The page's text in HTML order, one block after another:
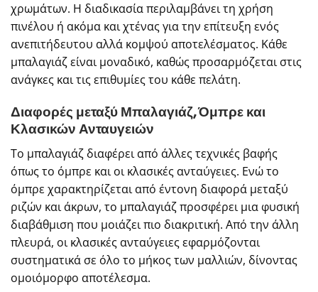
χρωμάτων. Η διαδικασία περιλαμβάνει τη χρήση
πινέλου ή ακόμα και χτένας για την επίτευξη ενός
ανεπιτήδευτου αλλά κομψού αποτελέσματος. Κάθε
μπαλαγιάζ είναι μοναδικό, καθώς προσαρμόζεται στις
ανάγκες και τις επιθυμίες του κάθε πελάτη.
Διαφορές μεταξύ Μπαλαγιάζ, Όμπρε και
Κλασικών Ανταυγειών
Το μπαλαγιάζ διαφέρει από άλλες τεχνικές βαφής
όπως το όμπρε και οι κλασικές ανταύγειες. Ενώ το
όμπρε χαρακτηρίζεται από έντονη διαφορά μεταξύ
ριζών και άκρων, το μπαλαγιάζ προσφέρει μια φυσική
διαβάθμιση που μοιάζει πιο διακριτική. Από την άλλη
πλευρά, οι κλασικές ανταύγειες εφαρμόζονται
συστηματικά σε όλο το μήκος των μαλλιών, δίνοντας
ομοιόμορφο αποτέλεσμα.